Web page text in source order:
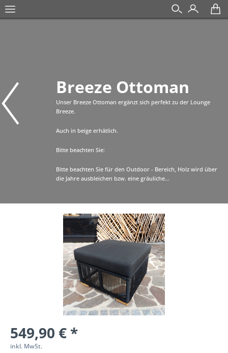
Breeze Ottoman
Unser Breeze Ottoman ergänzt sich perfekt zu der Lounge
Breeze.
Auch in beige erhätlich.
Bitte beachten Sie:
Bitte beachten Sie für den Outdoor - Bereich, Holz wird über
die Jahre ausbleichen bzw. eine gräuliche...
549,90 € *
inkl. MwSt.